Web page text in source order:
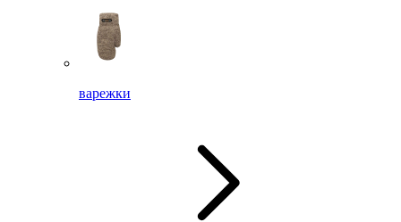
варежки